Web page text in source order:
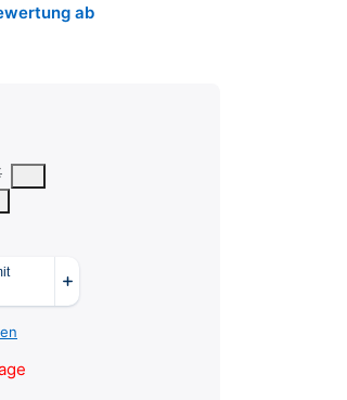
ab
des Produktes in den letzten 30 Tagen vor
empfohlene Verkaufspreis eines Produkts,